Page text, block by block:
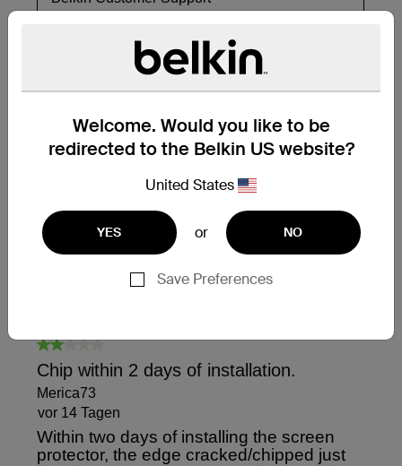
Welcome. Would you like to be
redirected to the Belkin US website?
United States
YES or NO
Save Preferences